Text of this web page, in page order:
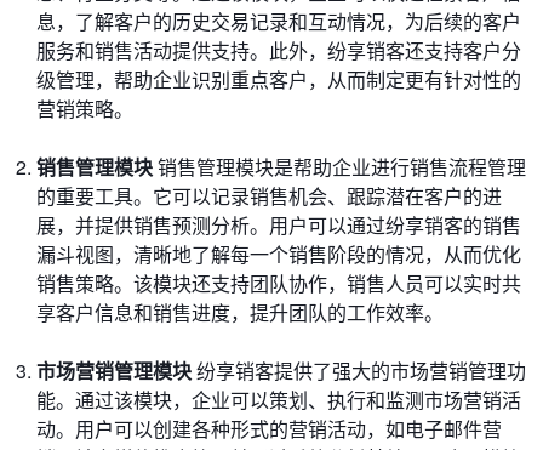
息，了解客户的历史交易记录和互动情况，为后续的客户
服务和销售活动提供支持。此外，纷享销客还支持客户分
级管理，帮助企业识别重点客户，从而制定更有针对性的
营销策略。
销售管理模块销售管理模块是帮助企业进行销售流程管理
的重要工具。它可以记录销售机会、跟踪潜在客户的进
展，并提供销售预测分析。用户可以通过纷享销客的销售
漏斗视图，清晰地了解每一个销售阶段的情况，从而优化
销售策略。该模块还支持团队协作，销售人员可以实时共
享客户信息和销售进度，提升团队的工作效率。
市场营销管理模块纷享销客提供了强大的市场营销管理功
能。通过该模块，企业可以策划、执行和监测市场营销活
动。用户可以创建各种形式的营销活动，如电子邮件营